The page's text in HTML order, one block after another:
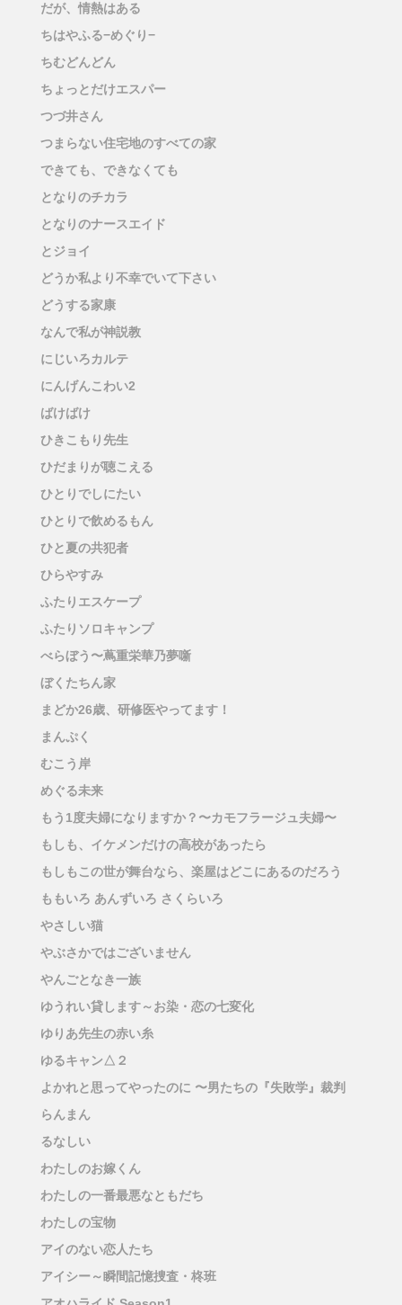
だが、情熱はある
ちはやふる−めぐり−
ちむどんどん
ちょっとだけエスパー
つづ井さん
つまらない住宅地のすべての家
できても、できなくても
となりのチカラ
となりのナースエイド
とジョイ
どうか私より不幸でいて下さい
どうする家康
なんで私が神説教
にじいろカルテ
にんげんこわい2
ばけばけ
ひきこもり先生
ひだまりが聴こえる
ひとりでしにたい
ひとりで飲めるもん
ひと夏の共犯者
ひらやすみ
ふたりエスケープ
ふたりソロキャンプ
べらぼう〜蔦重栄華乃夢噺
ぼくたちん家
まどか26歳、研修医やってます！
まんぷく
むこう岸
めぐる未来
もう1度夫婦になりますか？〜カモフラージュ夫婦〜
もしも、イケメンだけの高校があったら
もしもこの世が舞台なら、楽屋はどこにあるのだろう
ももいろ あんずいろ さくらいろ
やさしい猫
やぶさかではございません
やんごとなき一族
ゆうれい貸します～お染・恋の七変化
ゆりあ先生の赤い糸
ゆるキャン△２
よかれと思ってやったのに 〜男たちの『失敗学』裁判
らんまん
るなしい
わたしのお嫁くん
わたしの一番最悪なともだち
わたしの宝物
アイのない恋人たち
アイシー～瞬間記憶捜査・柊班